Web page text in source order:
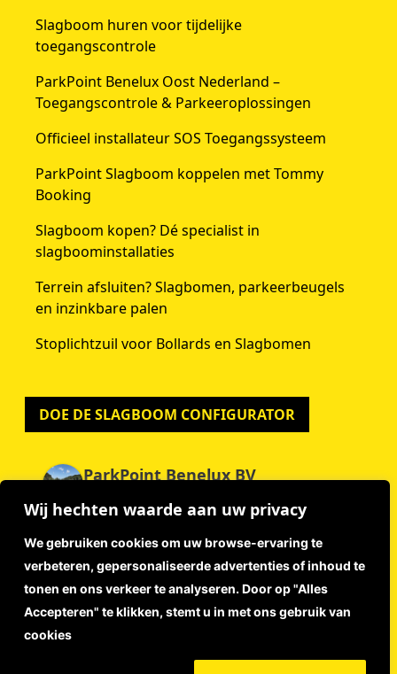
Wij hechten waarde aan uw privacy
We gebruiken cookies om uw browse-ervaring te
verbeteren, gepersonaliseerde advertenties of inhoud te
tonen en ons verkeer te analyseren. Door op "Alles
Accepteren" te klikken, stemt u in met ons gebruik van
cookies
Slagboom huren voor tijdelijke
toegangscontrole
ParkPoint Benelux Oost Nederland –
Toegangscontrole & Parkeeroplossingen
Officieel installateur SOS Toegangssysteem
ParkPoint Slagboom koppelen met Tommy
Booking
Slagboom kopen? Dé specialist in
slagboominstallaties
Terrein afsluiten? Slagbomen, parkeerbeugels
en inzinkbare palen
Stoplichtzuil voor Bollards en Slagbomen
DOE DE SLAGBOOM CONFIGURATOR
ParkPoint Benelux BV
Gebaseerd op 59 beoordelingen
Disclaimer